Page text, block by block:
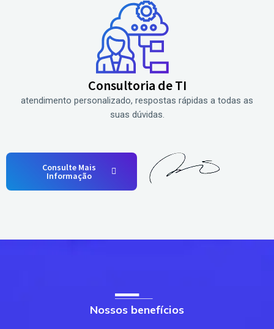
Consultoria de TI
atendimento personalizado, respostas rápidas a todas as
suas dúvidas.
Consulte Mais
Informação
Nossos benefícios